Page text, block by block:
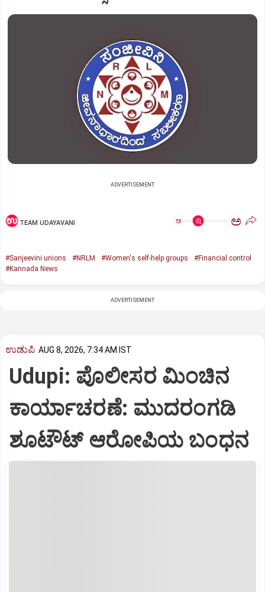
ADVERTISEMENT
TEAM UDAYAVANI ಅ ಅ
#Sanjeevini unions #NRLM #Women's self-help groups
#Financial control
#Kannada News
ADVERTISEMENT
ಉಡುಪಿ AUG 8, 2026, 7:34 AM IST
Udupi: ಪೊಲೀಸರ ಮಿಂಚಿನ
ಕಾರ್ಯಾಚರಣೆ: ಮುದರಂಗಡಿ
ಶೂಟೌಟ್‌ ಆರೋಪಿಯ ಬಂಧನ